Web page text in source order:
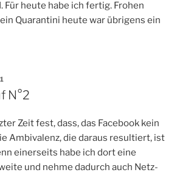
Für heute habe ich fertig. Frohen
Quarantini heute war übrigens ein
N°2
Zeit fest, dass, das Facebook kein
Ambivalenz, die daraus resultiert, ist
einerseits habe ich dort eine
und nehme dadurch auch Netz-